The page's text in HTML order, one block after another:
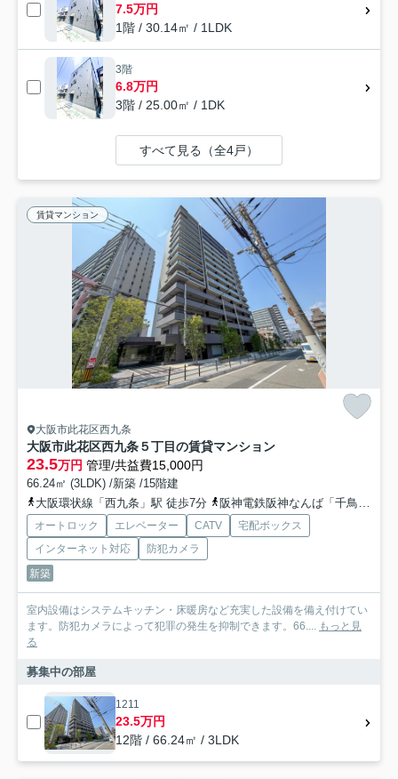
7.5万円
1階 / 30.14㎡ / 1LDK
3階
6.8万円
3階 / 25.00㎡ / 1DK
すべて見る（全4戸）
賃貸マンション
大阪市此花区西九条
大阪市此花区西九条５丁目の賃貸マンション
23.5万円 管理/共益費15,000円
66.24㎡ (3LDK) /新築 /15階建
大阪環状線「西九条」駅 徒歩7分
阪神電鉄阪神なんば「千鳥橋」駅 徒歩11分
オートロック エレベーター CATV
宅配ボックス
インターネット対応
防犯カメラ
新築
室内設備はシステムキッチン・床暖房など充実した設備を備え付けてい
ます。防犯カメラによって犯罪の発生を抑制できます。66.... もっと見
る
募集中の部屋
1211
23.5万円
12階 / 66.24㎡ / 3LDK